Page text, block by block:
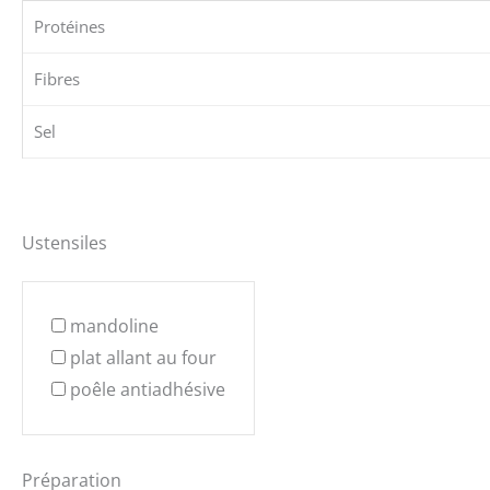
Protéines
Fibres
Sel
Ustensiles
mandoline
plat allant au four
poêle antiadhésive
Préparation